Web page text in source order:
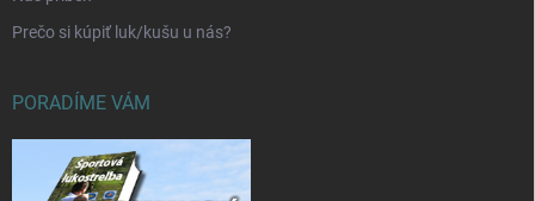
Prečo si kúpiť luk/kušu u nás?
PORADÍME VÁM